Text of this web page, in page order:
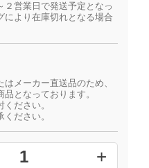
２営業日で発送予定となっ
により在庫切れとなる場合
メーカー直送品のため、
となっております。
ださい。
ださい。
1 +